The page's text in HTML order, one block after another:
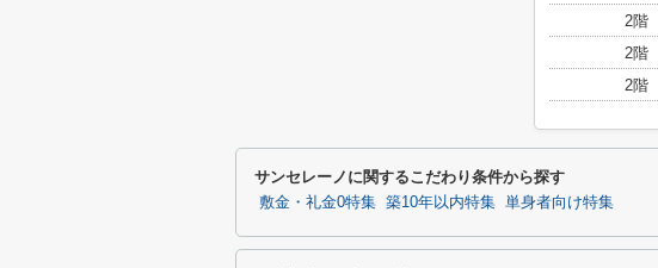
2階
2階
2階
サンセレーノに関するこだわり条件から探す
敷金・礼金0特集 築10年以内特集 単身者向け特集